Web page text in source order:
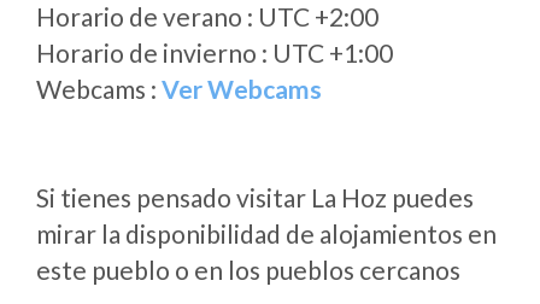
Horario de verano : UTC +2:00
Horario de invierno : UTC +1:00
Webcams : Ver Webcams
Si tienes pensado visitar La Hoz puedes
mirar la disponibilidad de alojamientos en
este pueblo o en los pueblos cercanos